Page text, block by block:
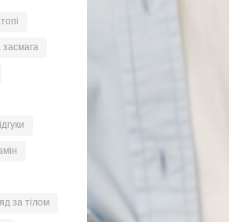
за тілом